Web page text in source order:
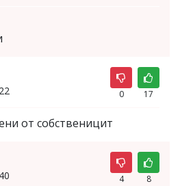
0 17
от собственицит
4 8